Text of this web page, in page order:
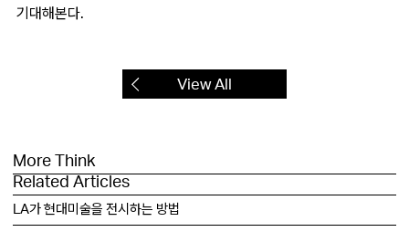
기대해본다.
View All
More Think
Related Articles
LA가 현대미술을 전시하는 방법